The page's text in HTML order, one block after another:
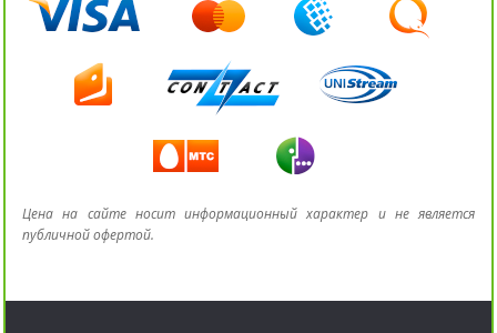
Цена на сайте носит информационный характер и не является
публичной офертой.